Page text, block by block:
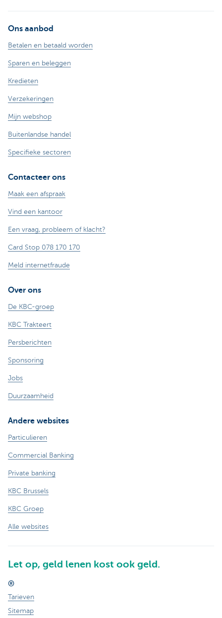
Ons aanbod
Betalen en betaald worden
Sparen en beleggen
Kredieten
Verzekeringen
Mijn webshop
Buitenlandse handel
Specifieke sectoren
Contacteer ons
Maak een afspraak
Vind een kantoor
Een vraag, probleem of klacht?
Card Stop 078 170 170
Meld internetfraude
Over ons
De KBC-groep
KBC Trakteert
Persberichten
Sponsoring
Jobs
Duurzaamheid
Andere websites
Particulieren
Commercial Banking
Private banking
KBC Brussels
KBC Groep
Alle websites
Let op, geld lenen kost ook geld.
®
Tarieven
Sitemap